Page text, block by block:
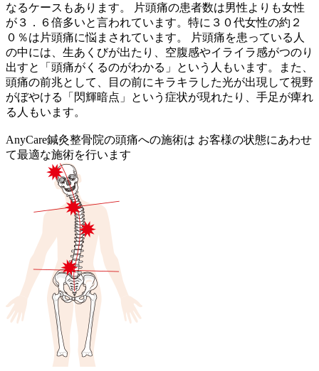
なるケースもあります。 片頭痛の患者数は男性よりも女性
が３．６倍多いと言われています。特に３０代女性の約２
０％は片頭痛に悩まされています。 片頭痛を患っている人
の中には、生あくびが出たり、空腹感やイライラ感がつのり
出すと「頭痛がくるのがわかる」という人もいます。また、
頭痛の前兆として、目の前にキラキラした光が出現して視野
がぼやける「閃輝暗点」という症状が現れたり、手足が痺れ
る人もいます。
AnyCare鍼灸整骨院の頭痛への施術は お客様の状態にあわせ
て最適な施術を行います